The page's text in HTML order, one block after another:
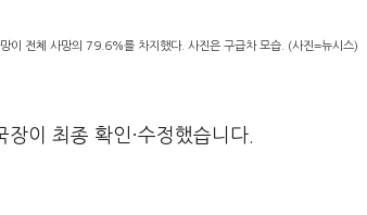
전체 사망의 79.6%를 차지했다. 사진은 구급차 모습. (사진=뉴시스)
이 최종 확인·수정했습니다.